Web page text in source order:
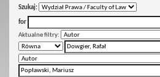
Szukaj:
for
Aktualne filtry: